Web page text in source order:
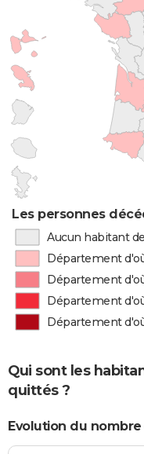
Les personnes
Aucun habitant
Département
Département
Département
Département
Qui sont les
quittés ?
Evolution du